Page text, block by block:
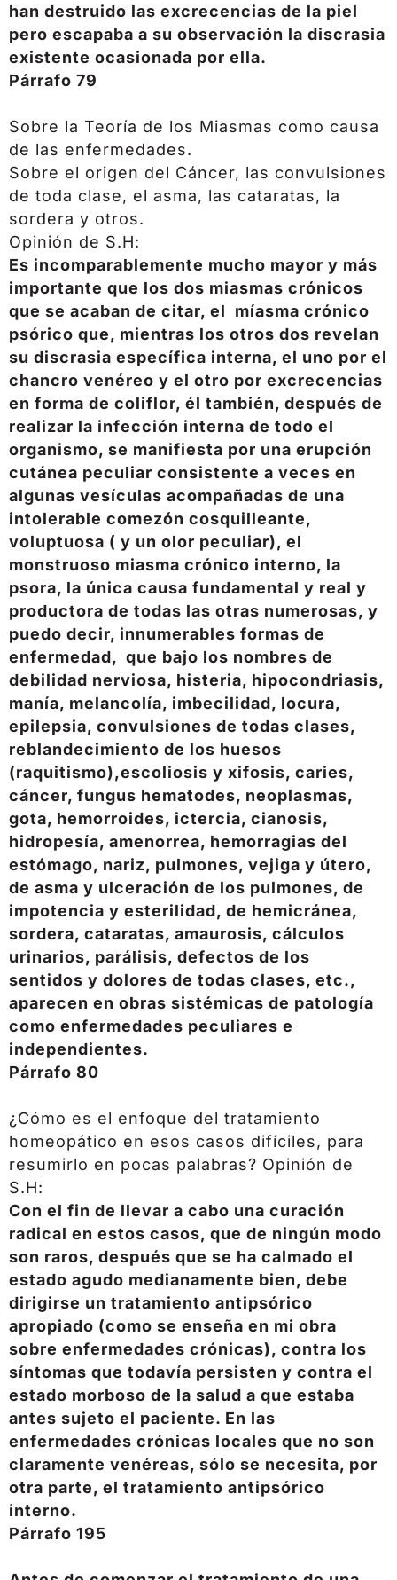
han destruido las excrecencias de la piel
pero escapaba a su observación la discrasia
existente ocasionada por ella.
Párrafo 79
Sobre la Teoría de los Miasmas como causa
de las enfermedades.
Sobre el origen del Cáncer, las convulsiones
de toda clase, el asma, las cataratas, la
sordera y otros.
Opinión de S.H:
Es incomparablemente mucho mayor y más
importante que los dos miasmas crónicos
que se acaban de citar, el míasma crónico
psórico que, mientras los otros dos revelan
su discrasia específica interna, el uno por el
chancro venéreo y el otro por excrecencias
en forma de coliflor, él también, después de
realizar la infección interna de todo el
organismo, se manifiesta por una erupción
cutánea peculiar consistente a veces en
algunas vesículas acompañadas de una
intolerable comezón cosquilleante,
voluptuosa ( y un olor peculiar), el
monstruoso miasma crónico interno, la
psora, la única causa fundamental y real y
productora de todas las otras numerosas, y
puedo decir, innumerables formas de
enfermedad, que bajo los nombres de
debilidad nerviosa, histeria, hipocondriasis,
manía, melancolía, imbecilidad, locura,
epilepsia, convulsiones de todas clases,
reblandecimiento de los huesos
(raquitismo),escoliosis y xifosis, caries,
cáncer, fungus hematodes, neoplasmas,
gota, hemorroides, ictercia, cianosis,
hidropesía, amenorrea, hemorragias del
estómago, nariz, pulmones, vejiga y útero,
de asma y ulceración de los pulmones, de
impotencia y esterilidad, de hemicránea,
sordera, cataratas, amaurosis, cálculos
urinarios, parálisis, defectos de los
sentidos y dolores de todas clases, etc.,
aparecen en obras sistémicas de patología
como enfermedades peculiares e
independientes.
Párrafo 80
¿Cómo es el enfoque del tratamiento
homeopático en esos casos difíciles, para
resumirlo en pocas palabras? Opinión de
S.H:
Con el fin de llevar a cabo una curación
radical en estos casos, que de ningún modo
son raros, después que se ha calmado el
estado agudo medianamente bien, debe
dirigirse un tratamiento antipsórico
apropiado (como se enseña en mi obra
sobre enfermedades crónicas), contra los
síntomas que todavía persisten y contra el
estado morboso de la salud a que estaba
antes sujeto el paciente. En las
enfermedades crónicas locales que no son
claramente venéreas, sólo se necesita, por
otra parte, el tratamiento antipsórico
interno.
Párrafo 195